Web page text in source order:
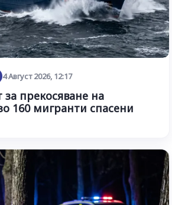
4 Август 2026, 12:17
прекосяване на
160 мигранти спасени